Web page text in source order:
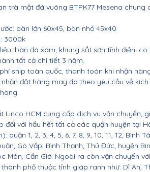
trà mặt đá vuông BTPK77 Mesena chung
bàn lớn 60x45, bàn nhỏ 45x40
3000k
bàn đá xám, khung sắt sơn tĩnh điện, có
tất cả chi tiết 3 năm.
ship toàn quốc, thanh toán khi nhận
nhận đặt hàng may đo theo yêu cầu về
Linco HCM cung cấp dịch vụ vận chuyển,
đối với hầu hết tất cả các quận huyện tại
quận 1, 2, 3, 4, 5, 6, 7, 8, 9, 10, 11, 12, Bình
Gò Vấp, Bình Thạnh, Thủ Đức, huyện
Môn, Cần Giờ. Ngoài ra còn vận chuyển
thành phố thuộc tỉnh giáp ranh như: Dĩ An,